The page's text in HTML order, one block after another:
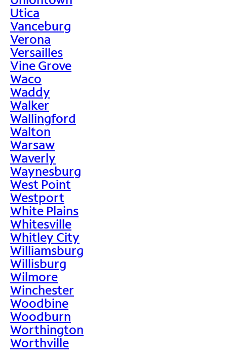
Utica
Vanceburg
Verona
Versailles
Vine Grove
Waco
Waddy
Walker
Wallingford
Walton
Warsaw
Waverly
Waynesburg
West Point
Westport
White Plains
Whitesville
Whitley City
Williamsburg
Willisburg
Wilmore
Winchester
Woodbine
Woodburn
Worthington
Worthville